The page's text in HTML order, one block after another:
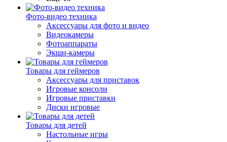
Фото-видео техника
Аксессуары для фото и видео
Видеокамеры
Фотоаппараты
Экшн-камеры
Товары для геймеров
Аксессуары для приставок
Игровые консоли
Игровые приставки
Диски игровые
Товары для детей
Настольные игры